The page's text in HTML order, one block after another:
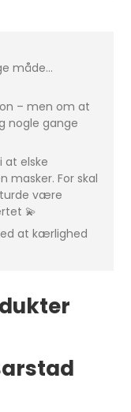
måde…
– men om at
nogle gange
at elske
masker. For skal
være
💫
at kærlighed